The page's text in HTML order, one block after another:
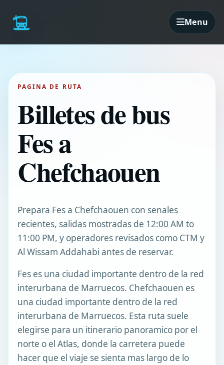
Menu
PAGINA DE RUTA
Billetes de bus
Fes a
Chefchaouen
Prepara Fes a Chefchaouen con senales
recientes, salidas mostradas de 12:00 AM to
11:00 PM, y operadores revisados como CTM y
Al Wissam Addahabi antes de reservar.
Fes es una ciudad importante dentro de la red
interurbana de Marruecos. Chefchaouen es
una ciudad importante dentro de la red
interurbana de Marruecos. Esta ruta suele
elegirse para un itinerario panoramico por el
norte o el Atlas, donde la carretera puede
hacer que el viaje se sienta mas largo de lo